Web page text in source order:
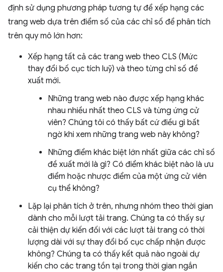
định sử dụng phương pháp tương tự để xếp hạng các
trang web dựa trên điểm số của các chỉ số để phân tích
trên quy mô lớn hơn:
Xếp hạng tất cả các trang web theo CLS (Mức
thay đổi bố cục tích luỹ) và theo từng chỉ số đề
xuất mới.
Những trang web nào được xếp hạng khác
nhau nhiều nhất theo CLS và từng ứng cử
viên? Chúng tôi có thấy bất cứ điều gì bất
ngờ khi xem những trang web này không?
Những điểm khác biệt lớn nhất giữa các chỉ số
đề xuất mới là gì? Có điểm khác biệt nào là ưu
điểm hoặc nhược điểm của một ứng cử viên
cụ thể không?
Lặp lại phân tích ở trên, nhưng nhóm theo thời gian
dành cho mỗi lượt tải trang. Chúng ta có thấy sự
cải thiện dự kiến đối với các lượt tải trang có thời
lượng dài với sự thay đổi bố cục chấp nhận được
không? Chúng ta có thấy kết quả nào ngoài dự
kiến cho các trang tồn tại trong thời gian ngắn